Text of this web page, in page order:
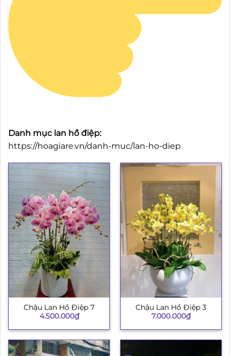
Danh mục lan hồ điệp:
https://hoagiare.vn/danh-muc/lan-ho-diep
Chậu Lan Hồ Điệp 7
4.500.000₫
Chậu Lan Hồ Điệp 3
7.000.000₫